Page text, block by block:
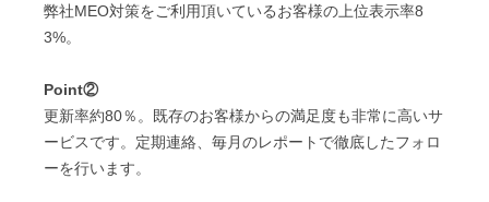
弊社MEO対策をご利用頂いているお客様の上位表示率8
3%。
Point②
更新率約80％。既存のお客様からの満足度も非常に高いサ
ービスです。定期連絡、毎月のレポートで徹底したフォロ
ーを行います。